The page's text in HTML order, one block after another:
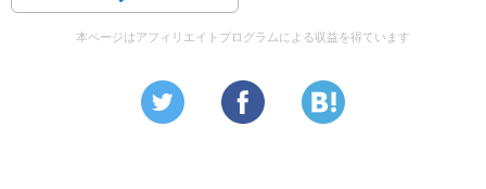
本ページはアフィリエイトプログラムによる収益を得ています